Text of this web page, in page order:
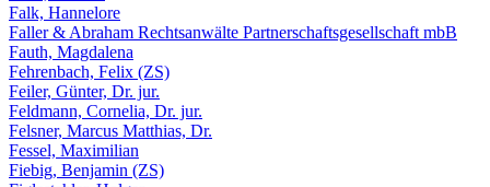
Falk, Hannelore
Faller & Abraham Rechtsanwälte Partnerschaftsgesellschaft mbB
Fauth, Magdalena
Fehrenbach, Felix (ZS)
Feiler, Günter, Dr. jur.
Feldmann, Cornelia, Dr. jur.
Felsner, Marcus Matthias, Dr.
Fessel, Maximilian
Fiebig, Benjamin (ZS)